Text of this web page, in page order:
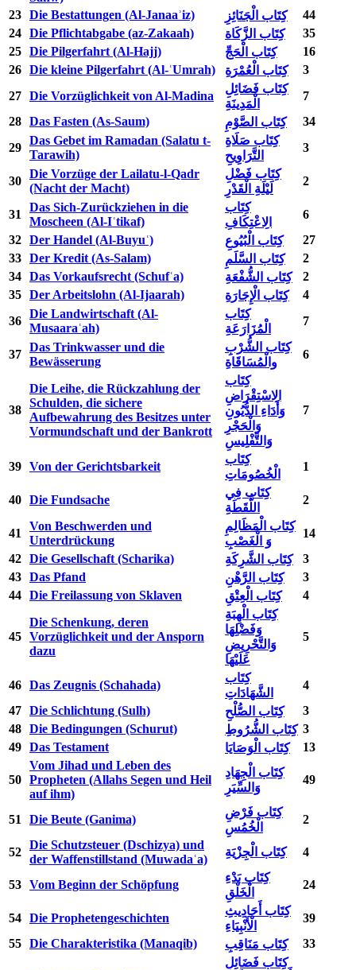
23 Die Bestattungen (Al-Janaaʾiz) كِتَاب الْجَنَائِزِ
44
24 Die Pflichtabgabe (az-Zakaah) كِتَاب الزَّكَاة
35
25 Die Pilgerfahrt (Al-Hajj) كِتَاب الْحَجِّ
16
26 Die kleine Pilgerfahrt (Al-ʿUmrah) كِتَاب الْعُمْرَةِ
3
27 Die Vorzüglichkeit von Al-Madina
كِتَاب فَضَائِلِ
الْمَدِينَةِ
7
28 Das Fasten (As-Saum) كِتَاب الصَّوْمِ
34
29
Das Gebet im Ramadan (Salatu t-
Tarawih)
كِتَاب صَلَاةِ
التَّرَاوِيحِ
3
30
Die Vorzüge der Lailatu-l-Qadr
(Nacht der Macht)
كِتَاب فَضْلِ
لَيْلَةِ الْقَدْرِ
2
31
Das Sich-Zurückziehen in die
Moscheen (Al-Iʿtikaf)
كِتَاب
الِاعْتِكَافِ
6
32 Der Handel (Al-Buyuʿ) كِتَاب الْبُيُوعِ
27
33 Der Kredit (As-Salam) كِتَاب السَّلَمِ
2
34 Das Vorkaufsrecht (Schufʿa) كِتَاب الشُّفْعَةِ
2
35 Der Arbeitslohn (Al-Ijaarah) كِتَاب الْإِجَارَةِ
4
36
Die Landwirtschaft (Al-
Musaaraʿah)
كِتَاب
الْمُزَارَعَةِ
7
37
Das Trinkwasser und die
Bewässerung
كِتَاب الشُّرْبِ
والْمُسَاقَاةِ
6
38
Die Leihe, die Rückzahlung der
Schulden, die sichere
Aufbewahrung des Besitzes unter
Vormundschaft und der Bankrott
كِتَاب
الِاسْتِقْرَاضِ
وَأَدَاءِ الدُّيُونِ
وَالْحَجْرِ
وَالتَّفْلِيسِ
7
39 Von der Gerichtsbarkeit
كِتَاب
الْخُصُومَاتِ
1
40 Die Fundsache
كِتَاب فِي
اللُّقَطَةِ
2
41
Von Beschwerden und
Unterdrückung
كِتَاب الْمَظَالِمِ
وَ الْغَصْبِ
14
42 Die Gesellschaft (Scharika) كِتَاب الشَّرِكَةِ
3
43 Das Pfand كِتَاب الرَّهْنِ
3
44 Die Freilassung von Sklaven كِتَاب الْعِتْقِ 4
45
Die Schenkung, deren
Vorzüglichkeit und der Ansporn
dazu
كِتَاب الْهِبَةِ
وَفَضْلِهَا
وَالتَّحْرِيضِ
عَلَيْهَا
5
46 Das Zeugnis (Schahada)
كِتَاب
الشَّهَادَاتِ
4
47 Die Schlichtung (Sulh) كِتَاب الصُّلْحِ
3
48 Die Bedingungen (Schurut) كِتَاب الشُّرُوطِ 3
49 Das Testament كِتَاب الْوَصَايَا 13
50
Vom Jihad und Leben des
Propheten (Allahs Segen und Heil
auf ihm)
كِتَاب الْجِهَادِ
وَالسِّيَرِ
49
51 Die Beute (Ganima)
كِتَاب فَرْضِ
الْخُمُسِ
2
52
Die Schutzsteuer (Dschizya) und
der Waffenstillstand (Muwadaʿa)
كِتَاب الْجِزْيَةِ 4
53 Vom Beginn der Schöpfung
كِتَاب بَدْءِ
الْخَلْقِ
24
54 Die Prophetengeschichten
كِتَاب أَحَادِيثِ
الْأَنْبِيَاءِ
39
55 Die Charakteristika (Manaqib) كِتَاب مَنَاقِبِ 33
كِتَاب فَضَائِلِ